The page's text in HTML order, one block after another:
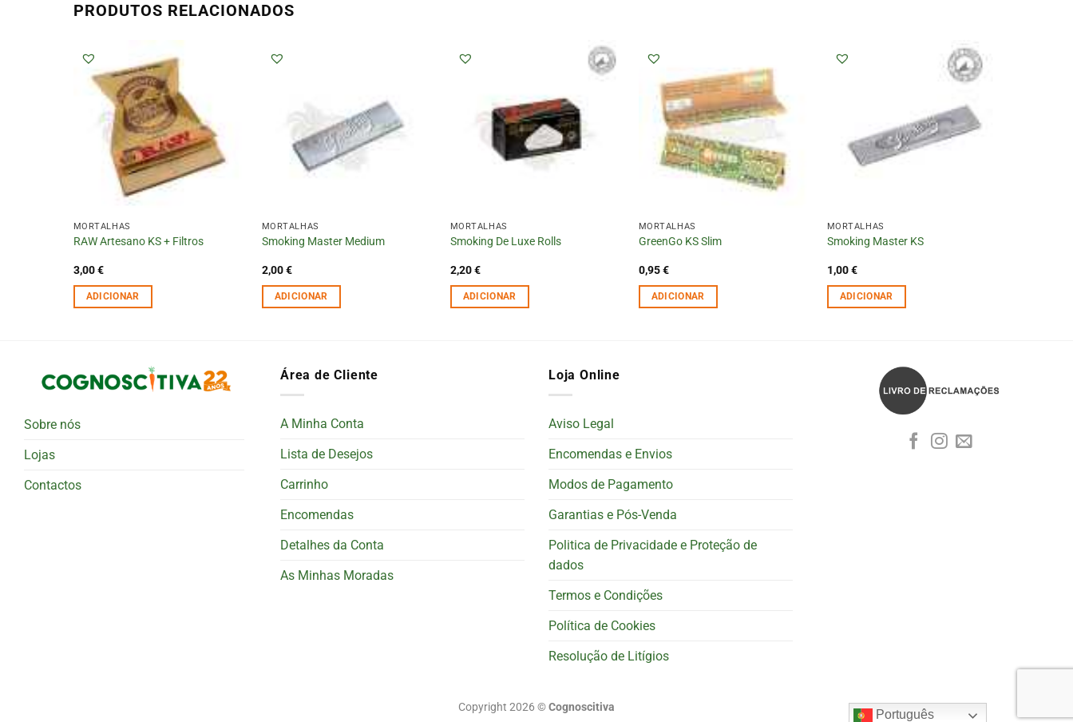
PRODUTOS RELACIONADOS
MORTALHAS
RAW Artesano KS + Filtros
3,00€
ADICIONAR
MORTALHAS
Smoking Master Medium
2,00€
ADICIONAR
MORTALHAS
Smoking De Luxe Rolls
2,20€
ADICIONAR
MORTALHAS
GreenGo KS Slim
0,95€
ADICIONAR
MORTALHAS
Smoking Master KS
1,00€
ADICIONAR
Sobre nós
Lojas
Contactos
Área de Cliente
A Minha Conta
Lista de Desejos
Carrinho
Encomendas
Detalhes da Conta
As Minhas Moradas
Loja Online
Aviso Legal
Encomendas e Envios
Modos de Pagamento
Garantias e Pós-Venda
Politica de Privacidade e Proteção de
dados
Termos e Condições
Política de Cookies
Resolução de Litígios
Copyright 2026 ©Cognoscitiva
Português